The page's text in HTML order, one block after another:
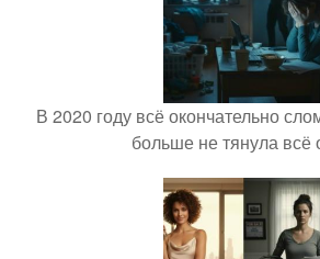
В 2020 году всё окончательно
больше не тянула всё